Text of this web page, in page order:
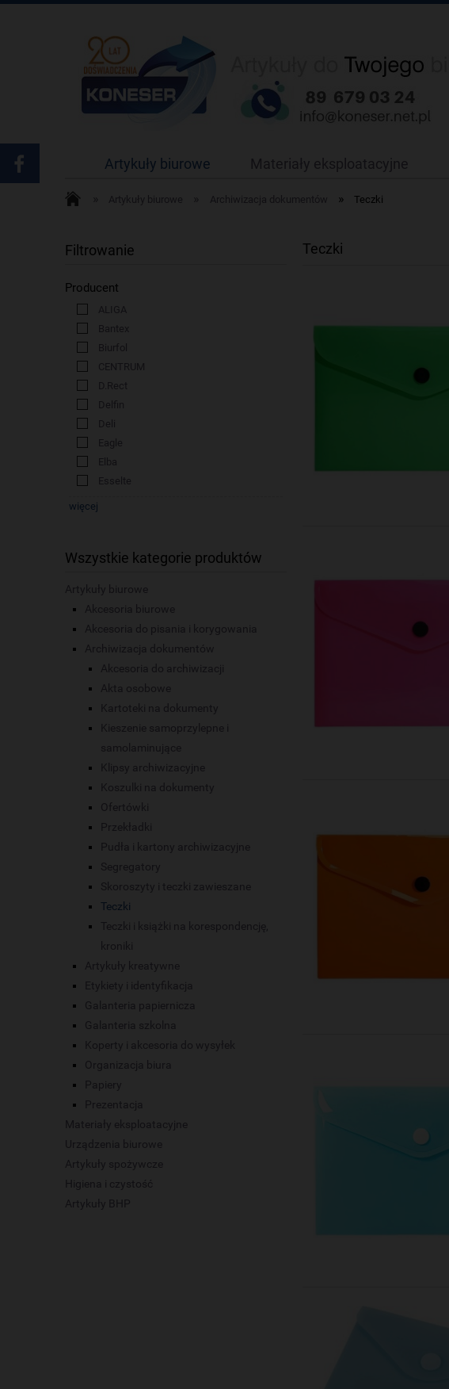
Artykuły biurowe Materiały eksploatacyjne
Artykuły biurowe Archiwizacja dokumentów » Teczki
Filtrowanie
Producent
ALIGA
Bantex
Biurfol
CENTRUM
D.Rect
Delfin
Deli
Eagle
Elba
Esselte
więcej
Wszystkie kategorie produktów
Artykuły biurowe
Akcesoria biurowe
Akcesoria do pisania i korygowania
Archiwizacja dokumentów
Akcesoria do archiwizacji
Akta osobowe
Kartoteki na dokumenty
Kieszenie samoprzylepne i
samolaminujące
Klipsy archiwizacyjne
Koszulki na dokumenty
Ofertówki
Przekładki
Pudła i kartony archiwizacyjne
Segregatory
Skoroszyty i teczki zawieszane
Teczki
Teczki i książki na korespondencję,
kroniki
Artykuły kreatywne
Etykiety i identyfikacja
Galanteria papiernicza
Galanteria szkolna
Koperty i akcesoria do wysyłek
Organizacja biura
Papiery
Prezentacja
Materiały eksploatacyjne
Urządzenia biurowe
Artykuły spożywcze
Higiena i czystość
Artykuły BHP
Teczki